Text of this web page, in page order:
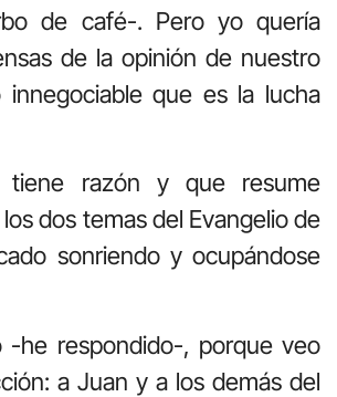
de café-. Pero yo quería
de la opinión de nuestro
que es la lucha
razón y que resume
dos temas del Evangelio de
sonriendo y ocupándose
-he respondido-, porque veo
a Juan y a los demás del